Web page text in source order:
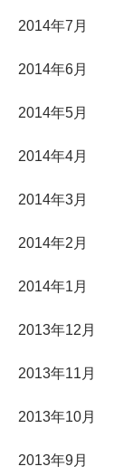
2014年7月
2014年6月
2014年5月
2014年4月
2014年3月
2014年2月
2014年1月
2013年12月
2013年11月
2013年10月
2013年9月